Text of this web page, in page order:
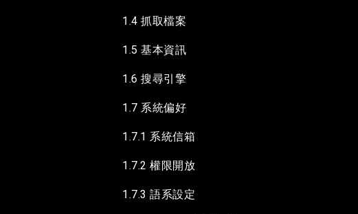
1.4 抓取檔案
1.5 基本資訊
1.6 搜尋引擎
1.7 系統偏好
1.7.1 系統信箱
1.7.2 權限開放
1.7.3 語系設定